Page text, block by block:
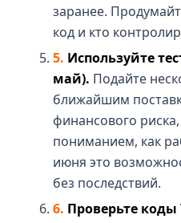
заранее.
код и кто
Используйте
май). Подайте
ближайшим
финансового
пониманием, как
июня это
без последствий.
Проверьте